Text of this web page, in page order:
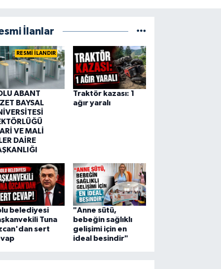
İlanlar
RESMİ İLANDIR
ABANT
BAYSAL
VE MALİ
DAİRE
Traktör kazası: 1
ağır yaralı
belediyesi
Tuna
sert
"Anne sütü,
bebeğin sağlıklı
gelişimi için en
ideal besindir"